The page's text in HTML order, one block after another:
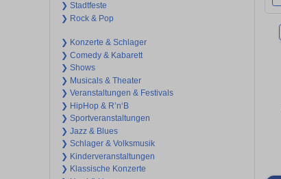
❯ Stadtfeste
❯ Rock & Pop
❯ Konzerte & Schlager
❯ Comedy & Kabarett
❯ Shows
❯ Musicals & Theater
❯ Veranstaltungen & Festivals
❯ HipHop & R’n‘B
❯ Sportveranstaltungen
❯ Jazz & Blues
❯ Schlager & Volksmusik
❯ Kinderveranstaltungen
❯ Klassische Konzerte